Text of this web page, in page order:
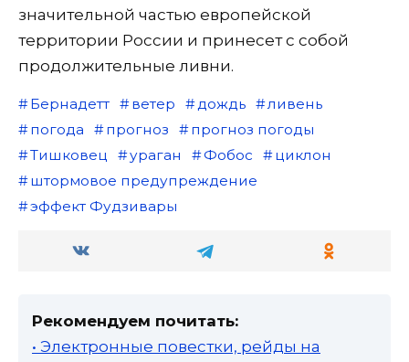
значительной частью европейской
территории России и принесет с собой
продолжительные ливни.
Бернадетт ветер дождь
ливень
погода
прогноз
прогноз погоды
Тишковeц
ураган Фобос
циклон
штормовое предупреждение
эффект Фудзивары
Рекомендуем почитать:
• Электронные повестки, рейды на